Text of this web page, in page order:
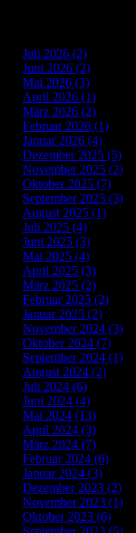
Juli 2026 (2)
Juni 2026 (2)
Mai 2026 (3)
April 2026 (1)
März 2026 (2)
Februar 2026 (1)
Januar 2026 (4)
Dezember 2025 (5)
November 2025 (2)
Oktober 2025 (7)
September 2025 (3)
August 2025 (1)
Juli 2025 (4)
Juni 2025 (3)
Mai 2025 (4)
April 2025 (3)
März 2025 (2)
Februar 2025 (2)
Januar 2025 (2)
November 2024 (3)
Oktober 2024 (7)
September 2024 (1)
August 2024 (2)
Juli 2024 (6)
Juni 2024 (4)
Mai 2024 (13)
April 2024 (3)
März 2024 (7)
Februar 2024 (6)
Januar 2024 (3)
Dezember 2023 (2)
November 2023 (1)
Oktober 2023 (6)